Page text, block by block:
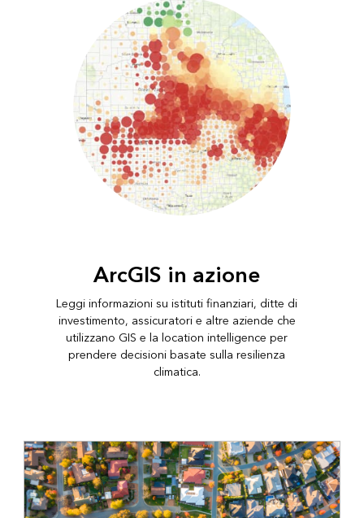
ArcGIS in azione
Leggi informazioni su istituti finanziari, ditte di
investimento, assicuratori e altre aziende che
utilizzano GIS e la location intelligence per
prendere decisioni basate sulla resilienza
climatica.